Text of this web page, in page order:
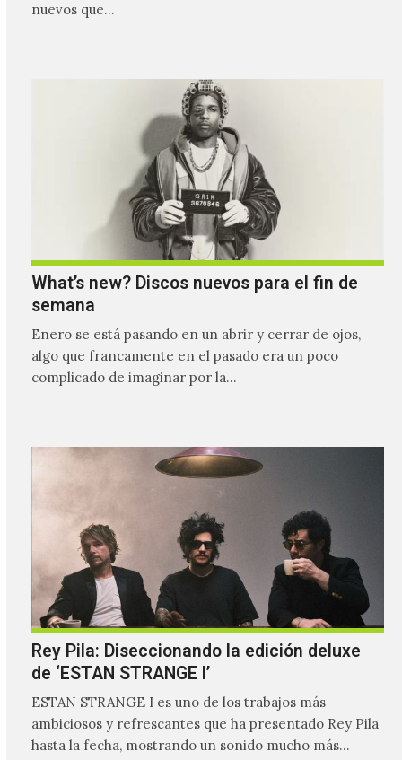
nuevos que…
What’s new? Discos nuevos para el fin de
semana
Enero se está pasando en un abrir y cerrar de ojos,
algo que francamente en el pasado era un poco
complicado de imaginar por la…
Rey Pila: Diseccionando la edición deluxe
de ‘ESTAN STRANGE I’
ESTAN STRANGE I es uno de los trabajos más
ambiciosos y refrescantes que ha presentado Rey Pila
hasta la fecha, mostrando un sonido mucho más…